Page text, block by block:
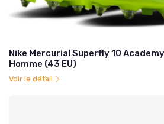
Nike Mercurial Superfly 10
Homme (43 EU)
Voir le détail